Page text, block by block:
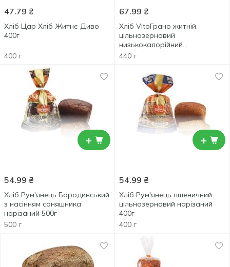
47.79 ₴
Хліб Цар Хліб Житнє Диво
400г
400 г
67.99 ₴
Хліб VitoГрано житній
цільнозерновий
низькокалорійний
бездріжджовий 440г
440 г
+
54.99 ₴
Хліб Рум'янець Бородинський
з насінням соняшника
нарізаний 500г
500 г
+
54.99 ₴
Хліб Рум'янець пшеничний
цільнозерновий нарізаний
400г
400 г